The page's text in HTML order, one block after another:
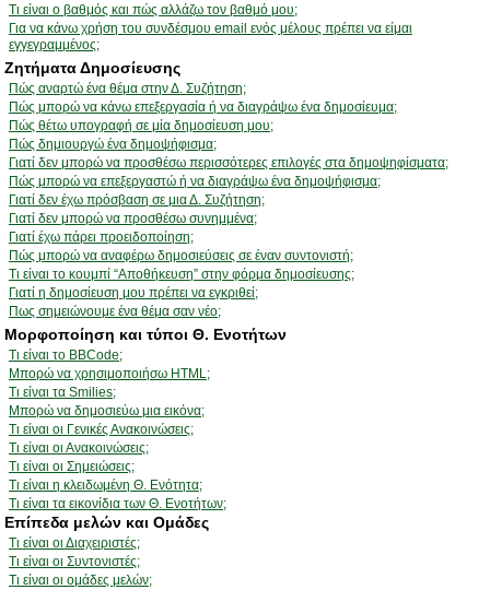
Τι είναι ο βαθμός και πώς αλλάζω τον βαθμό μου;
Για να κάνω χρήση του συνδέσμου email ενός μέλους πρέπει να είμαι
εγγεγραμμένος;
Ζητήματα Δημοσίευσης
Πώς αναρτώ ένα θέμα στην Δ. Συζήτηση;
Πώς μπορώ να κάνω επεξεργασία ή να διαγράψω ένα δημοσίευμα;
Πώς θέτω υπογραφή σε μία δημοσίευση μου;
Πώς δημιουργώ ένα δημοψήφισμα;
Γιατί δεν μπορώ να προσθέσω περισσότερες επιλογές στα δημοψηφίσματα;
Πώς μπορώ να επεξεργαστώ ή να διαγράψω ένα δημοψήφισμα;
Γιατί δεν έχω πρόσβαση σε μια Δ. Συζήτηση;
Γιατί δεν μπορώ να προσθέσω συνημμένα;
Γιατί έχω πάρει προειδοποίηση;
Πώς μπορώ να αναφέρω δημοσιεύσεις σε έναν συντονιστή;
Τι είναι το κουμπί “Αποθήκευση” στην φόρμα δημοσίευσης;
Γιατί η δημοσίευση μου πρέπει να εγκριθεί;
Πως σημειώνουμε ένα θέμα σαν νέο;
Μορφοποίηση και τύποι Θ. Ενοτήτων
Τι είναι το BBCode;
Μπορώ να χρησιμοποιήσω HTML;
Τι είναι τα Smilies;
Μπορώ να δημοσιεύω μια εικόνα;
Τι είναι οι Γενικές Ανακοινώσεις;
Τι είναι οι Ανακοινώσεις;
Τι είναι οι Σημειώσεις;
Τι είναι η κλειδωμένη Θ. Ενότητα;
Τι είναι τα εικονίδια των Θ. Ενοτήτων;
Επίπεδα μελών και Ομάδες
Τι είναι οι Διαχειριστές;
Τι είναι οι Συντονιστές;
Τι είναι οι ομάδες μελών;